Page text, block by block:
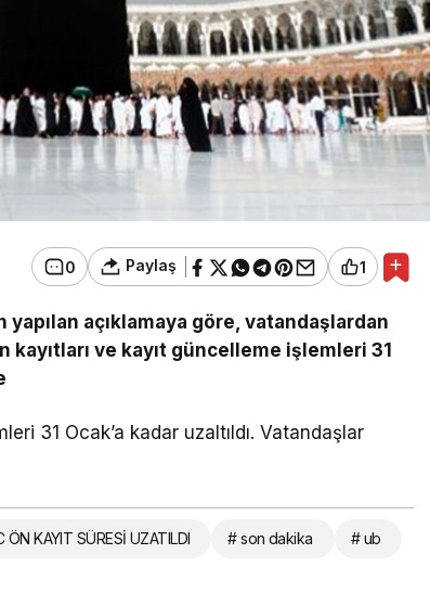
0 Paylaş 1
açıklamaya göre, vatandaşlardan
kayıtları ve kayıt güncelleme işlemleri 31
31 Ocak’a kadar uzaltıldı. Vatandaşlar
ÖN KAYIT SÜRESİ UZATILDI # son dakika # ub